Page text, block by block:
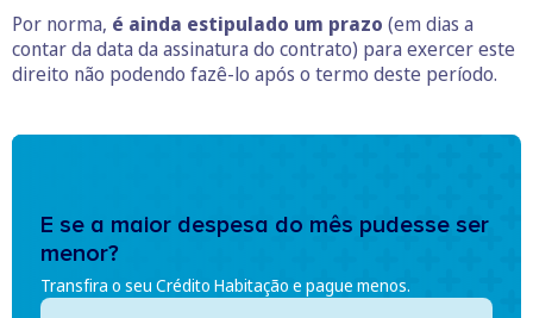
Por norma, é ainda estipulado um prazo (em dias a
contar da data da assinatura do contrato) para exercer este
direito não podendo fazê-lo após o termo deste período.
E se a maior despesa do mês pudesse ser
menor?
Transfira o seu Crédito Habitação e pague menos.